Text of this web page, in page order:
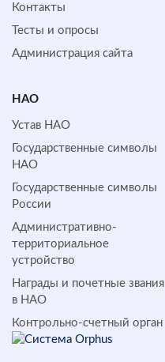
Контакты
Тесты и опросы
Администрация сайта
НАО
Устав НАО
Государственные символы
НАО
Государственные символы
России
Административно-
территориальное
устройство
Награды и почетные звания
в НАО
Контрольно-счетный орган